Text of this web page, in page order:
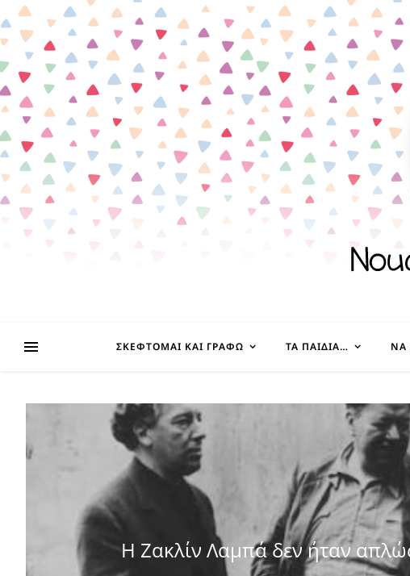
ΣΚΈΦΤΟΜΑΙ ΚΑΙ ΓΡΆΦΩ ΤΑ ΠΑΙΔΊΑ… ΝΑ
Η Ζακλίν Λαμπά δεν ήταν